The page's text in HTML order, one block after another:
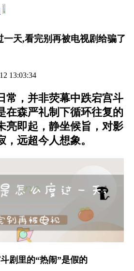
天,看完别再被电视剧给骗了
13:03:34
常，并非荧幕中跌宕宫斗
在森严礼制下循环往复的
即起，静坐候旨，对影
远超今人想象。
剧里的“热闹”是假的